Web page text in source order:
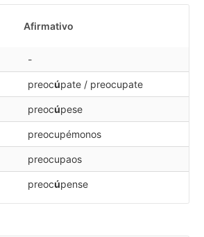
Afirmativo
-
preocúpate / preocupate
preocúpese
preocupémonos
preocupaos
preocúpense